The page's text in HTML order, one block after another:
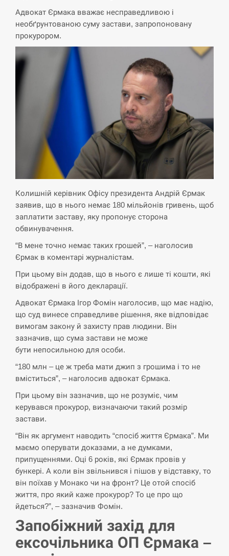
15:10
Іспанія попросила партнерів не критикувати
Марокко через міграційну кризу –…
РФ провела новий раунд таємних зустрічей з
Європою щодо війни…
СЕРПЕНЬ
Экс-послу в США Стефанишиной вручили новое
подозрение и избирают меру…
СЕРПЕНЬ
14:40
У Росії розгортається ракетний підрозділ КНДР –
СЕРПЕНЬ
14:23
Поставки ракет для ПВО сократились втрое,
хотя у партнеров они…
СЕРПЕНЬ
14:10
У Румунії затоплять чотири баржі для
збільшення потоку води до…
СЕРПЕНЬ
13:53
В Москве пожаловались на “кратный рост” атак
дронов Украины
СЕРПЕНЬ
Біля українського літака в аеропорту Лейпцига
виявили дрон, ймовірно, з…
СЕРПЕНЬ
13:23
“Они должны быть уничтожены”: в МИДе
ответили, как отреагируют на…
СЕРПЕНЬ
13:10
Тайвань проводить найбільші військові
навчання на тлі загрози вторгнення з…
Адвокат Єрмака вважає несправедливою і
необґрунтованою суму застави, запропоновану
прокурором.
Колишній керівник Офісу президента Андрій Єрмак
заявив, що в нього немає 180 мільйонів гривень, щоб
заплатити заставу, яку пропонує сторона
обвинувачення.
“В мене точно немає таких грошей”, – наголосив
Єрмак в коментарі журналістам.
При цьому він додав, що в нього є лише ті кошти, які
відображені в його декларації.
Адвокат Єрмака Ігор Фомін наголосив, що має надію,
що суд винесе справедливе рішення, яке відповідає
вимогам закону й захисту прав людини. Він
зазначив, що сума застави не може
бути непосильною для особи.
“180 млн – це ж треба мати джип з грошима і то не
вміститься”, – наголосив адвокат Єрмака.
При цьому він зазначив, що не розуміє, чим
керувався прокурор, визначаючи такий розмір
застави.
“Він як аргумент наводить “спосіб життя Єрмака”. Ми
маємо оперувати доказами, а не думками,
припущеннями. Оці 6 років, які Єрмак провів у
бункері. А коли він звільнився і пішов у відставку, то
він поїхав у Монако чи на фронт? Це отой спосіб
життя, про який каже прокурор? То це про що
йдеться?”, – зазначив Фомін.
Запобіжний захід для
ексочільника ОП Єрмака –